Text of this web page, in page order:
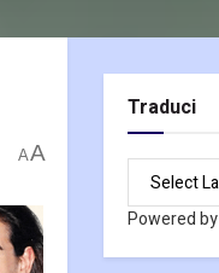
AA
Traduci
Powered by